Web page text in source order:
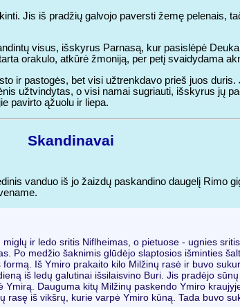
Jis iš pradžių galvojo paversti žemę pelenais,
visus, išskyrus Parnasą, kur pasislėpė
orakulo, atkūrė žmoniją, per petį svaidydama
ir pastogės, bet visi užtrenkdavo prieš juos
užtvindytas, o visi namai sugriauti, išskyrus jų
pavirto ąžuolu ir liepa.
Skandinavai
vanduo iš jo žaizdų paskandino daugelį Rimo
ir ledo sritis Niflheimas, o pietuose - ugnies
Po medžio šaknimis glūdėjo slaptosios išminties
Iš Ymiro prakaito kilo Milžinų rasė ir buvo
iš ledų galutinai išsilaisvino Buri. Jis pradėjo
Dauguma kitų Milžinų paskendo Ymiro
iš vikšrų, kurie varpė Ymiro kūną. Tada buvo